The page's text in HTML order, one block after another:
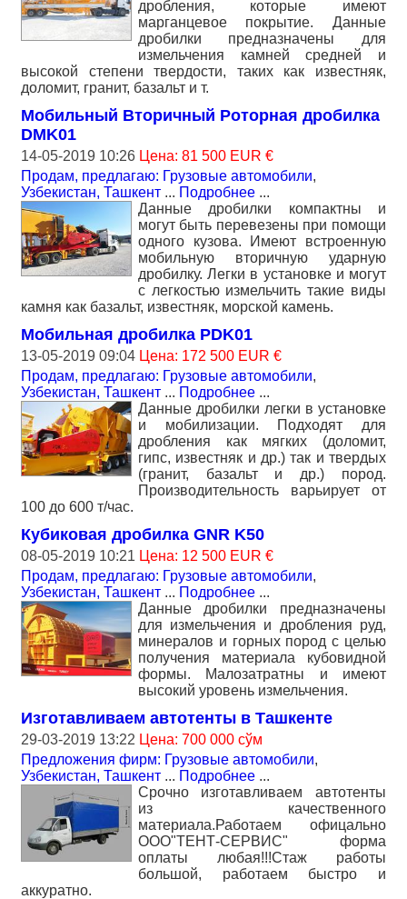
дробления, которые имеют
марганцевое покрытие. Данные
дробилки предназначены для
измельчения камней средней и
высокой степени твердости, таких как известняк,
доломит, гранит, базальт и т.
Мобильный Вторичный Роторная дробилка
DMK01
14-05-2019 10:26 Цена: 81 500 EUR €
Продам, предлагаю: Грузовые автомобили,
Узбекистан, Ташкент ... Подробнее ...
Данные дробилки компактны и
могут быть перевезены при помощи
одного кузова. Имеют встроенную
мобильную вторичную ударную
дробилку. Легки в установке и могут
с легкостью измельчить такие виды
камня как базальт, известняк, морской камень.
Мобильная дробилка PDK01
13-05-2019 09:04 Цена: 172 500 EUR €
Продам, предлагаю: Грузовые автомобили,
Узбекистан, Ташкент ... Подробнее ...
Данные дробилки легки в установке
и мобилизации. Подходят для
дробления как мягких (доломит,
гипс, известняк и др.) так и твердых
(гранит, базальт и др.) пород.
Производительность варьирует от
100 до 600 т/час.
Кубиковая дробилка GNR K50
08-05-2019 10:21 Цена: 12 500 EUR €
Продам, предлагаю: Грузовые автомобили,
Узбекистан, Ташкент ... Подробнее ...
Данные дробилки предназначены
для измельчения и дробления руд,
минералов и горных пород с целью
получения материала кубовидной
формы. Малозатратны и имеют
высокий уровень измельчения.
Изготавливаем автотенты в Ташкенте
29-03-2019 13:22 Цена: 700 000 сўм
Предложения фирм: Грузовые автомобили,
Узбекистан, Ташкент ... Подробнее ...
Срочно изготавливаем автотенты
из качественного
материала.Работаем офицально
ООО"ТЕНТ-СЕРВИС" форма
оплаты любая!!!Стаж работы
большой, работаем быстро и
аккуратно.